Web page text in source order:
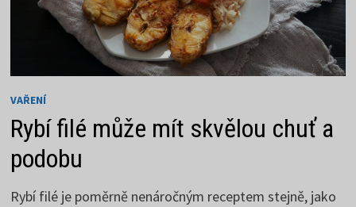
VAŘENÍ
Rybí filé může mít skvělou chuť a
podobu
Rybí filé je poměrně nenáročným receptem stejně, jako